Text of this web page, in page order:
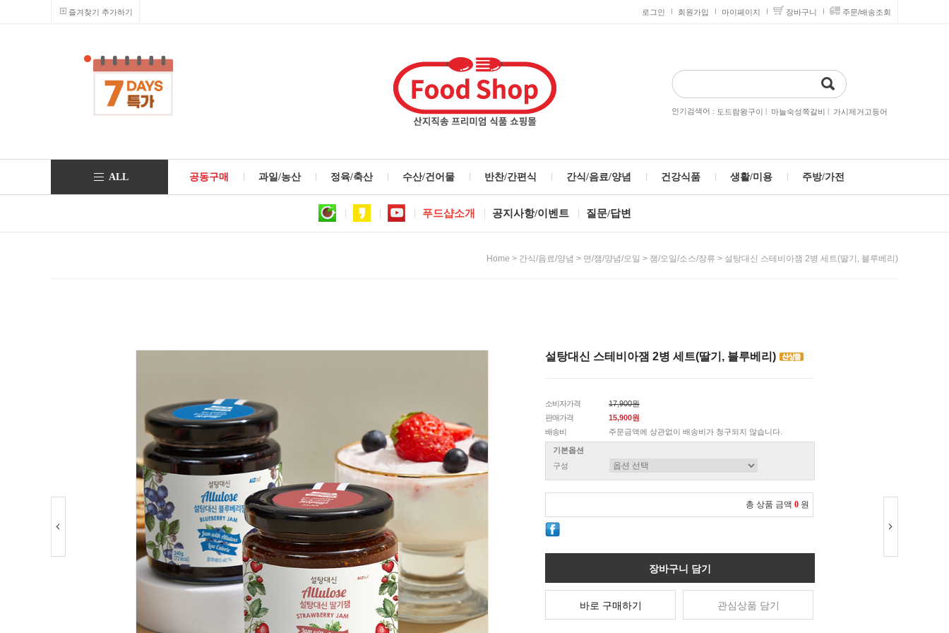
즐겨찾기 추가하기 로그인 회원가입 마이페이지 장바구니 주문/배송조회
인기검색어 : 도드람왕구이 | 마늘숙성쪽갈비 | 가시제거고등어
ALL 공동구매 과일/농산 정육/축산 수산/건어물 반찬/간편식 간식/음료/양념 건강식품 생활/미용 주방/가전
푸드샵소개 공지사항/이벤트 질문/답변
Home > 간식/음료/양념 > 면/잼/양념/오일 > 잼/오일/소스/장류 > 설탕대신 스테비아잼 2병 세트(딸기, 블루베리)
설탕대신 스테비아잼 2병 세트(딸기, 블루베리)
소비자가격
17,900원
판매가격
15,900원
배송비
주문금액에 상관없이 배송비가 청구되지 않습니다.
기본옵션
구성
총 상품 금액 0 원
장바구니 담기
바로 구매하기 관심상품 담기